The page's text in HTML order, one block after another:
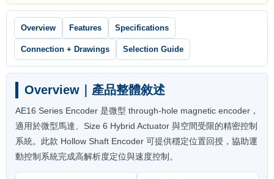
Overview Features Specifications
Connection + Drawings Selection Guide
Overview｜產品整體敘述
AE16 Series Encoder 是微型 through-hole magnetic encoder，
適用於微型馬達、Size 6 Hybrid Actuator 與空間受限的精密控制
系統。此款 Hollow Shaft Encoder 可提供穩定位置回授，協助運
動控制系統完成高解析度定位與速度控制。